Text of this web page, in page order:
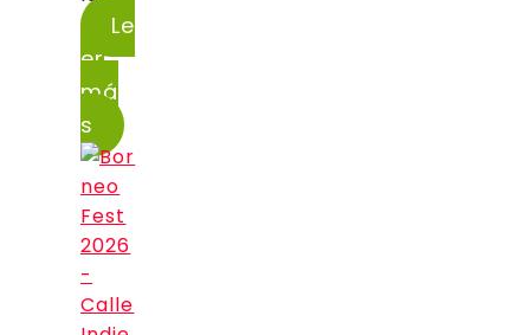
Le
er
má
s